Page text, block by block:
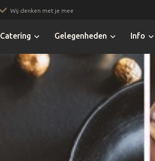
Wij denken met je mee
Catering Gelegenheden Info